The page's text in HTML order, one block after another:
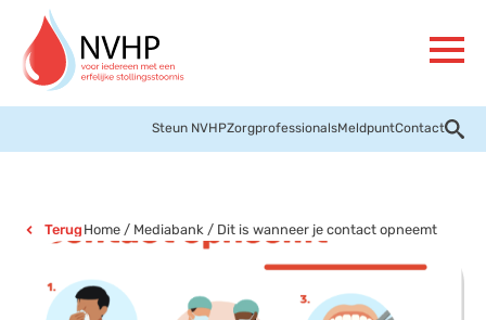
Steun NVHPZorgprofessionalsMeldpuntContact
Terug Home/ Mediabank / Dit is wanneer je contact opneemt